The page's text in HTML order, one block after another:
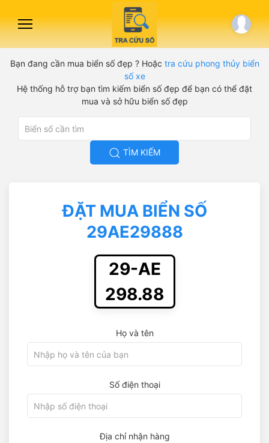
Bạn đang cần mua biển số đẹp ? Hoặc tra cứu phong thủy biển
số xe
Hệ thống hỗ trợ bạn tìm kiếm biển số đẹp để bạn có thể đặt
mua và sở hữu biển số đẹp
TÌM KIẾM
ĐẶT MUA BIỂN SỐ
29AE29888
29-AE
298.88
Họ và tên
Số điện thoại
Địa chỉ nhận hàng